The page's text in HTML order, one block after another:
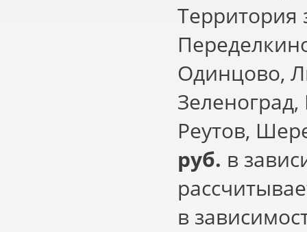
Одинцово,
Реутов,
руб. в
в